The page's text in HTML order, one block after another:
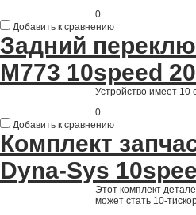
0
Добавить к сравнению
Задний
M773 10speed
Устройство имеет 10
0
Добавить к сравнению
Комплект
Dyna-Sys
Этот комплект
может стать 10-